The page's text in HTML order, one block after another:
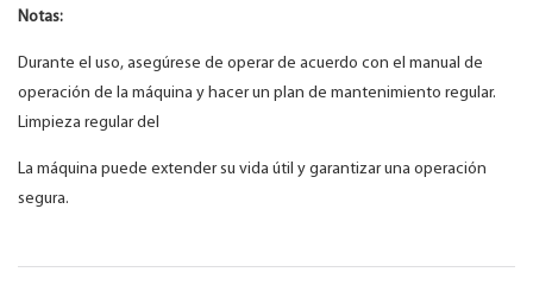
Notas:
Durante el uso, asegúrese de operar de acuerdo con el manual de
operación de la máquina y hacer un plan de mantenimiento regular.
Limpieza regular del
La máquina puede extender su vida útil y garantizar una operación
segura.